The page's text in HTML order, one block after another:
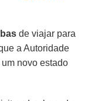
de viajar para
a Autoridade
novo estado